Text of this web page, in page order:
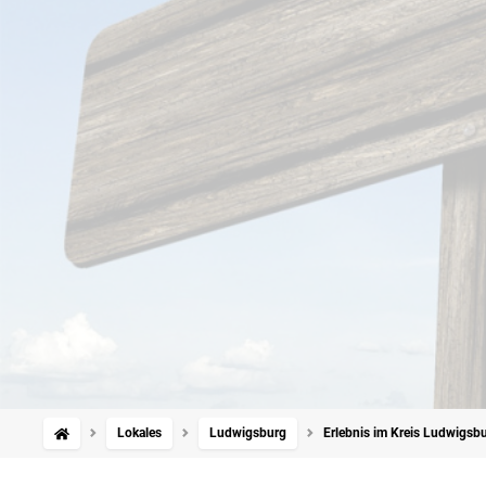
Lokales Ludwigsburg Erlebnis im Kreis